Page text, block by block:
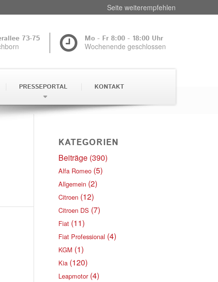
Seite weiterempfehlen
73-75
Mo - Fr 8:00 - 18:00 Uhr
Wochenende geschlossen
PRESSEPORTAL KONTAKT
KATEGORIEN
Beiträge(390)
Alfa Romeo(5)
Allgemein(2)
Citroen(12)
Citroen DS (7)
Fiat(11)
Fiat Professional (4)
KGM (1)
Kia(120)
Leapmotor(4)
und zur
.